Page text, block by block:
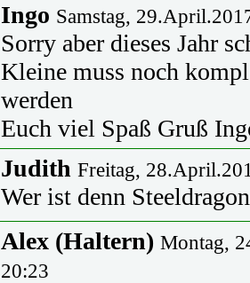
Ingo Samstag,
Sorry aber dieses Jahr
Kleine muss noch
werden
Euch viel Spaß Gruß
Judith Freitag,
Wer ist denn
Alex (Haltern) Montag,
20:23